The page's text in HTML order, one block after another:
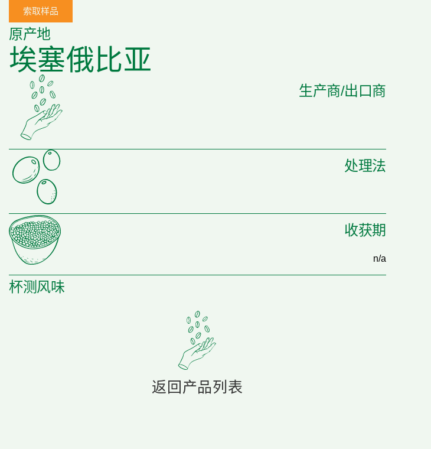
索取样品
原产地
埃塞俄比亚
生产商/出口商
处理法
收获期
n/a
杯测风味
返回产品列表